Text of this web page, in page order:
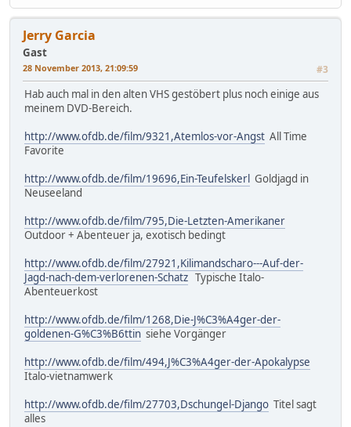
Jerry Garcia
Gast
28 November 2013, 21:09:59 #3
Hab auch mal in den alten VHS gestöbert plus noch einige aus
meinem DVD-Bereich.
http://www.ofdb.de/film/9321,Atemlos-vor-Angst All Time
Favorite
http://www.ofdb.de/film/19696,Ein-Teufelskerl Goldjagd in
Neuseeland
http://www.ofdb.de/film/795,Die-Letzten-Amerikaner
Outdoor + Abenteuer ja, exotisch bedingt
http://www.ofdb.de/film/27921,Kilimandscharo---Auf-der-
Jagd-nach-dem-verlorenen-Schatz Typische Italo-
Abenteuerkost
http://www.ofdb.de/film/1268,Die-J%C3%A4ger-der-
goldenen-G%C3%B6ttin siehe Vorgänger
http://www.ofdb.de/film/494,J%C3%A4ger-der-Apokalypse
Italo-vietnamwerk
http://www.ofdb.de/film/27703,Dschungel-Django Titel sagt
alles